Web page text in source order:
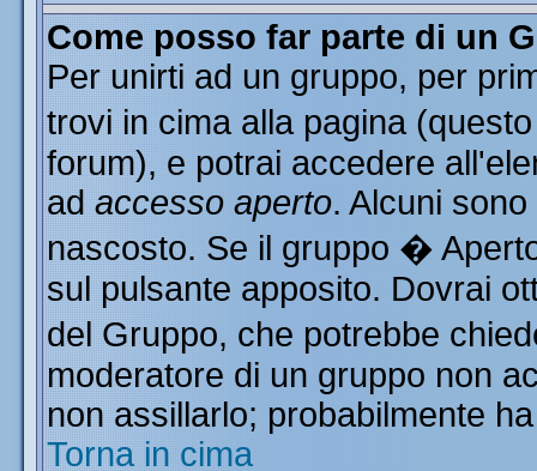
Come posso far parte di un
Per unirti ad un gruppo, per
trovi in cima alla pagina
forum), e potrai accedere
ad accesso aperto. Alcuni
nascosto. Se il gruppo �
sul pulsante apposito. Dovrai
del Gruppo, che potrebbe
moderatore di un gruppo non
non assillarlo; probabilmente
Torna in cima